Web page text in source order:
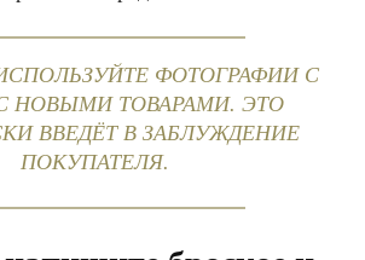
ФОТОГРАФИИ С
НОВЫМИ ТОВАРАМИ. ЭТО
ВВЕДЁТ В ЗАБЛУЖДЕНИЕ
ПОКУПАТЕЛЯ.